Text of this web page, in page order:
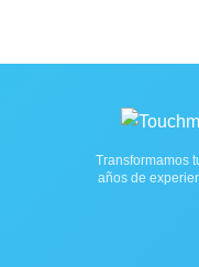
Transformamos
años de